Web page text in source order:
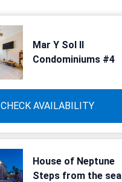
Mar Y Sol II
Condominiums #4
CHECK AVAILABILITY
House of Neptune
Steps from the sea